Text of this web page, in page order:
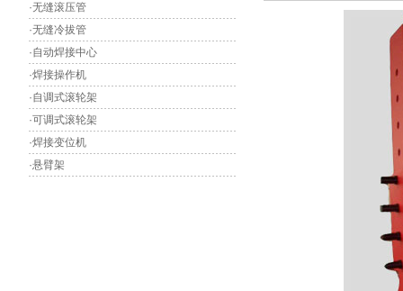
·无缝滚压管
·无缝冷拔管
·自动焊接中心
·焊接操作机
·自调式滚轮架
·可调式滚轮架
·焊接变位机
·悬臂架